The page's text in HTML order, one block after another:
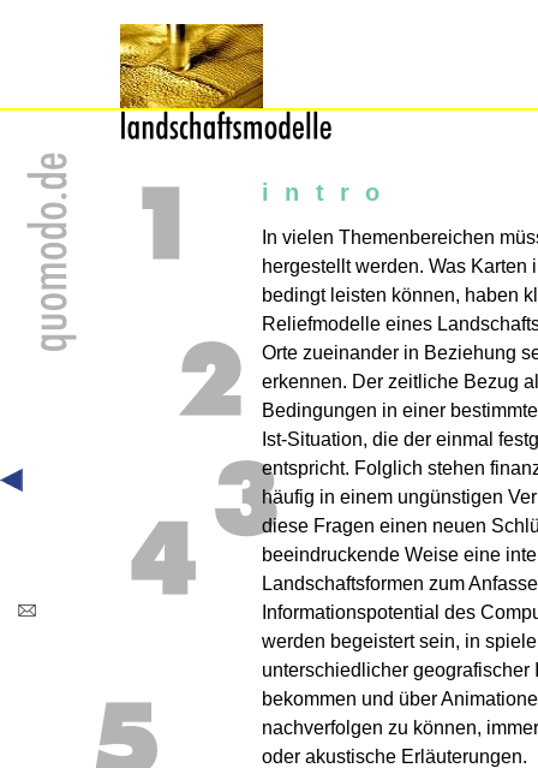
intro
In vielen Themenbereichen
hergestellt werden. Was
bedingt leisten können, haben
Reliefmodelle eines
Orte zueinander in Beziehung
erkennen. Der zeitliche Bezug
Bedingungen in einer
Ist-Situation, die der einmal
entspricht. Folglich stehen
häufig in einem ungünstigen
diese Fragen einen neuen
beeindruckende Weise eine
Landschaftsformen zum
Informationspotential des
werden begeistert sein, in
unterschiedlicher
bekommen und über
nachverfolgen zu können,
oder akustische Erläuterungen.